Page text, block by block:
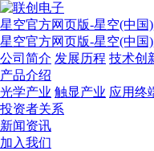
星空官方网页版-星空(中国
星空官方网页版-星空(中国
公司简介 发展历程 技术创
产品介绍
光学产业 触显产业 应用终
投资者关系
新闻资讯
加入我们